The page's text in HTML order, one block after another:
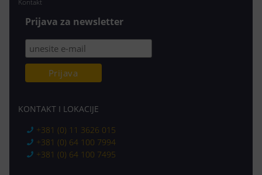
Kontakt
Prijava za newsletter
KONTAKT I LOKACIJE
+381 (0) 11 3626 015
+381 (0) 64 100 7994
+381 (0) 64 100 7495